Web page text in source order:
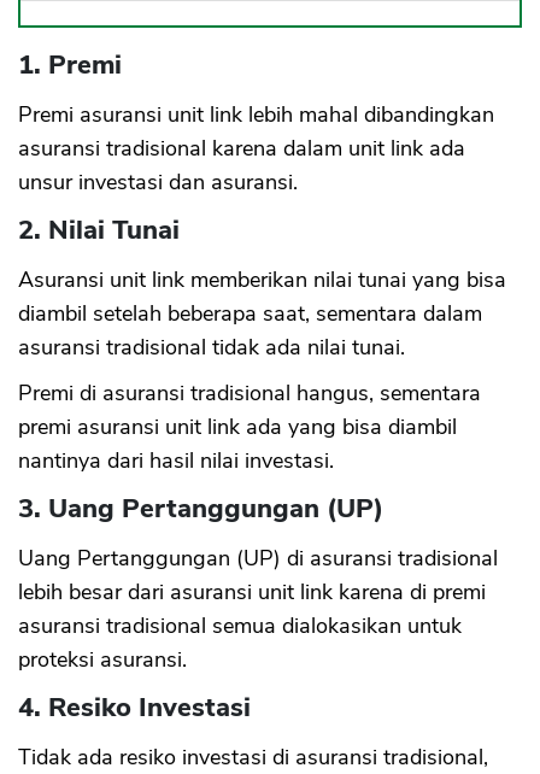
1. Premi
Premi asuransi unit link lebih mahal dibandingkan
asuransi tradisional karena dalam unit link ada
unsur investasi dan asuransi.
2. Nilai Tunai
Asuransi unit link memberikan nilai tunai yang bisa
diambil setelah beberapa saat, sementara dalam
asuransi tradisional tidak ada nilai tunai.
Premi di asuransi tradisional hangus, sementara
premi asuransi unit link ada yang bisa diambil
nantinya dari hasil nilai investasi.
3. Uang Pertanggungan (UP)
Uang Pertanggungan (UP) di asuransi tradisional
lebih besar dari asuransi unit link karena di premi
asuransi tradisional semua dialokasikan untuk
proteksi asuransi.
4. Resiko Investasi
Tidak ada resiko investasi di asuransi tradisional,